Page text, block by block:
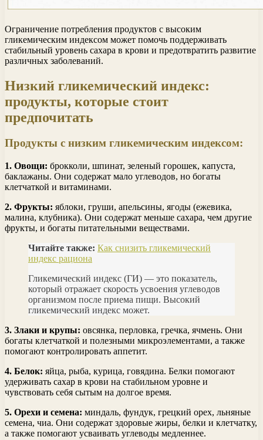
Ограничение потребления продуктов с высоким
гликемическим индексом может помочь поддерживать
стабильный уровень сахара в крови и предотвратить развитие
различных заболеваний.
Низкий гликемический индекс:
продукты, которые стоит
предпочитать
Продукты с низким гликемическим индексом:
1. Овощи: брокколи, шпинат, зеленый горошек, капуста,
баклажаны. Они содержат мало углеводов, но богаты
клетчаткой и витаминами.
2. Фрукты: яблоки, груши, апельсины, ягоды (ежевика,
малина, клубника). Они содержат меньше сахара, чем другие
фрукты, и богаты питательными веществами.
Читайте также: Как снизить гликемический
индекс рациона
Гликемический индекс (ГИ) — это показатель,
который отражает скорость усвоения углеводов
организмом после приема пищи. Высокий
гликемический индекс может.
3. Злаки и крупы: овсянка, перловка, гречка, ячмень. Они
богаты клетчаткой и полезными микроэлементами, а также
помогают контролировать аппетит.
4. Белок: яйца, рыба, курица, говядина. Белки помогают
удерживать сахар в крови на стабильном уровне и
чувствовать себя сытым на долгое время.
5. Орехи и семена: миндаль, фундук, грецкий орех, льняные
семена, чиа. Они содержат здоровые жиры, белки и клетчатку,
а также помогают усваивать углеводы медленнее.